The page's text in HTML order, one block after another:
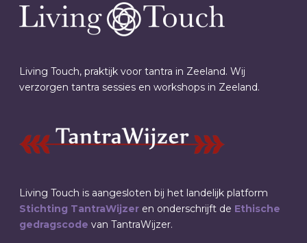
Living Touch, praktijk voor tantra in Zeeland. Wij
verzorgen tantra sessies en workshops in Zeeland.
Living Touch is aangesloten bij het landelijk platform
Stichting TantraWijzer en onderschrijft de Ethische
gedragscode van TantraWijzer.